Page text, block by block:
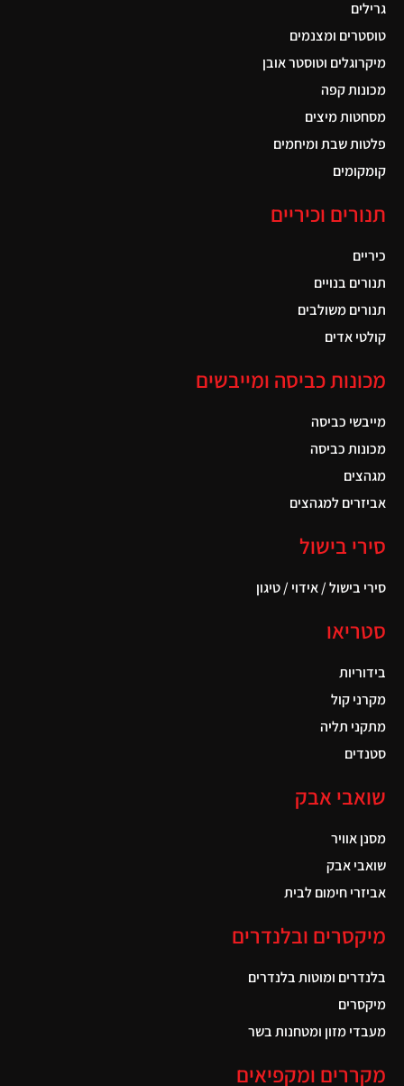
גרילים
טוסטרים ומצנמים
מיקרוגלים וטוסטר אובן
מכונות קפה
מסחטות מיצים
פלטות שבת ומיחמים
קומקומים
תנורים וכיריים
כיריים
תנורים בנויים
תנורים משולבים
קולטי אדים
מכונות כביסה ומייבשים
מייבשי כביסה
מכונות כביסה
מגהצים
אביזרים למגהצים
סירי בישול
סירי בישול / אידוי / טיגון
סטריאו
בידוריות
מקרני קול
מתקני תליה
סטנדים
שואבי אבק
מסנן אוויר
שואבי אבק
אביזרי חימום לבית
מיקסרים ובלנדרים
בלנדרים ומוטות בלנדרים
מיקסרים
מעבדי מזון ומטחנות בשר
מקררים ומקפיאים